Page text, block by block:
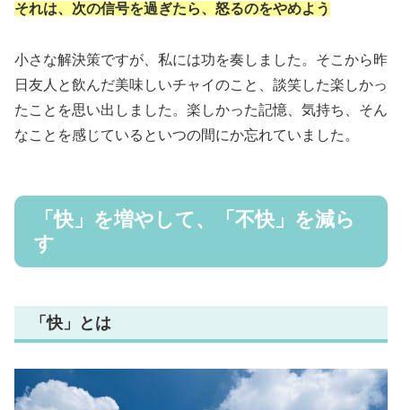
それは、次の信号を過ぎたら、怒るのをやめよう
小さな解決策ですが、私には功を奏しました。そこから昨
日友人と飲んだ美味しいチャイのこと、談笑した楽しかっ
たことを思い出しました。楽しかった記憶、気持ち、そん
なことを感じているといつの間にか忘れていました。
「快」を増やして、「不快」を減ら
す
「快」とは